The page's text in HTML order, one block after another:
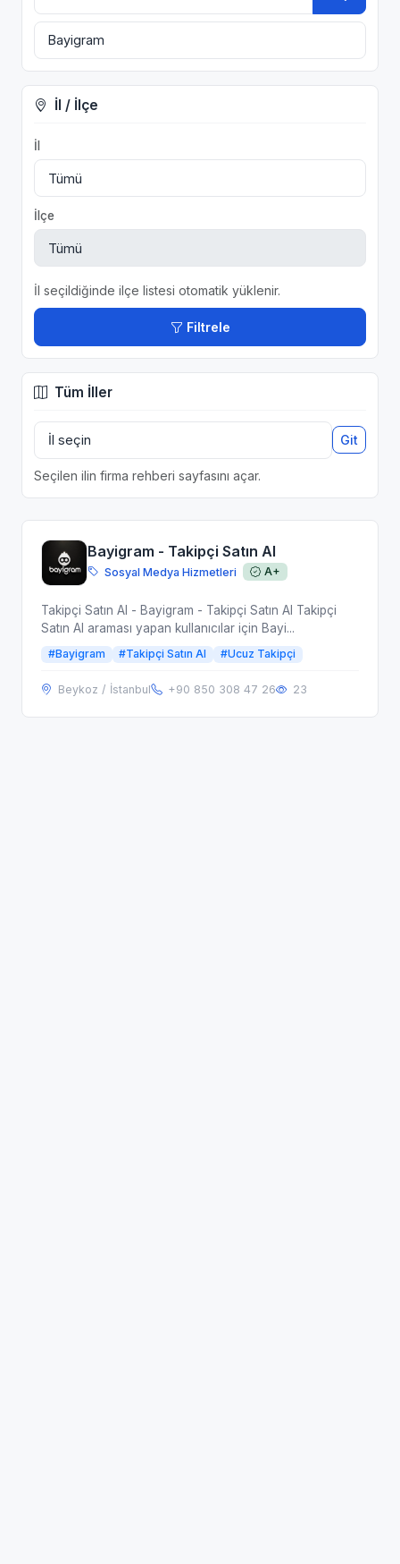
İl / İlçe
İl
İlçe
İl seçildiğinde ilçe listesi otomatik yüklenir.
Filtrele
Tüm İller
Git
Seçilen ilin firma rehberi sayfasını açar.
Bayigram - Takipçi Satın Al
Sosyal Medya Hizmetleri A+
Takipçi Satın Al - Bayigram - Takipçi Satın Al Takipçi
Satın Al araması yapan kullanıcılar için Bayi...
#Bayigram #Takipçi Satın Al #Ucuz Takipçi
Beykoz / İstanbul +90 850 308 47 26 23